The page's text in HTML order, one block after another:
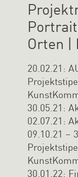
Orten |
20.02.21:
30.05.21:
02.07.21:
09.10.21 –
30.01.22: